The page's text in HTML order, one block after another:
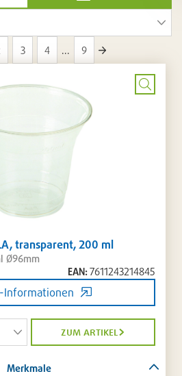
3 4 ... 9
nächste
Seite
Bild
transparent, 200 ml
Ø96mm
EAN:7611243214845
zum artikel
Merkmale